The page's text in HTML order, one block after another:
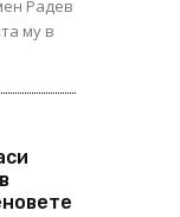
Радев
му в